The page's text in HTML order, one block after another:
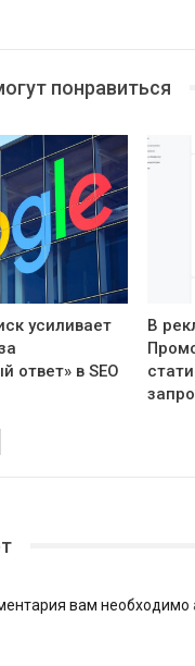
понравиться
усиливает
ответ» в SEO
В
вам необходимо